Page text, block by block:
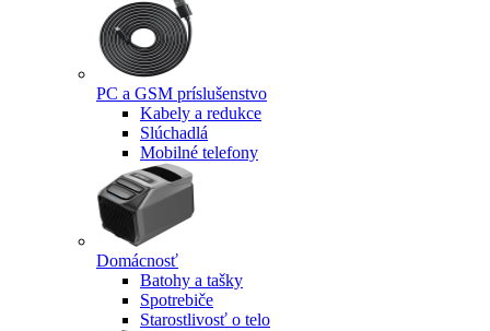
PC a GSM príslušenstvo
Kabely a redukce
Slúchadlá
Mobilné telefony
Domácnosť
Batohy a tašky
Spotrebiče
Starostlivosť o telo